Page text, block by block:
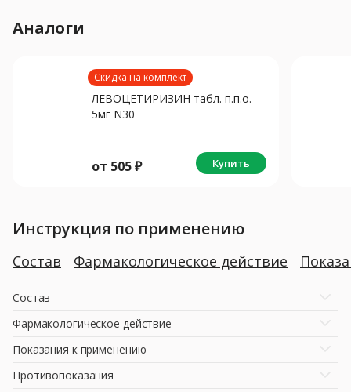
Аналоги
Скидка на комплект
ЛЕВОЦЕТИРИЗИН табл. п.п.о.
5мг N30
от 505₽ Купить
Инструкция по применению
Состав Фармакологическое действие
Состав
Фармакологическое действие
Показания к применению
Противопоказания